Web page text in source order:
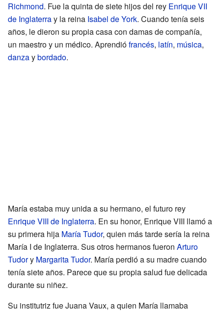
Richmond. Fue la quinta de siete hijos del rey Enrique VII
de Inglaterray la reina Isabel de York. Cuando tenía seis
años, le dieron su propia casa con damas de compañía,
un maestro y un médico. Aprendiófrancés, latín, música,
danzaybordado.
María estaba muy unida a su hermano, el futuro rey
Enrique VIII de Inglaterra. En su honor, Enrique VIII llamó a
su primera hija María Tudor, quien más tarde sería la reina
María I de Inglaterra. Sus otros hermanos fueron Arturo
Tudory Margarita Tudor. María perdió a su madre cuando
tenía siete años. Parece que su propia salud fue delicada
durante su niñez.
Su institutriz fue Juana Vaux, a quien María llamaba